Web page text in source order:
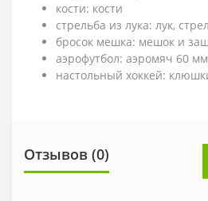
кости: кости
стрельба из лука: лук,
бросок мешка: мешок и
аэрофутбол: аэромяч 60 мм
настольный хоккей:
Отзывов (0)